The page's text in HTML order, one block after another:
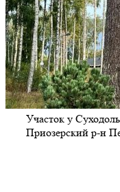
Участок у
Приозерский р-н